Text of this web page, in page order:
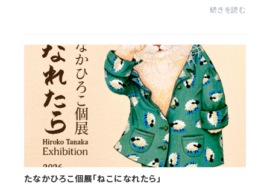
続きを読む
たなかひろこ個展「ねこになれたら」